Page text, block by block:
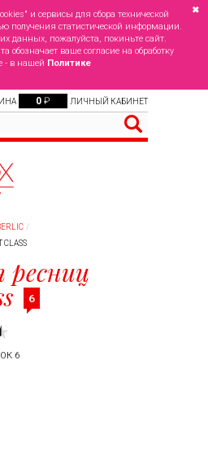
и сервисы для сбора технической
получения статистической информации.
данных, пожалуйста, покиньте сайт.
обозначает ваше согласие на обработку
- в нашей Политике
✖
0 ₽ ЛИЧНЫЙ КАБИНЕТ
ресниц
6
6